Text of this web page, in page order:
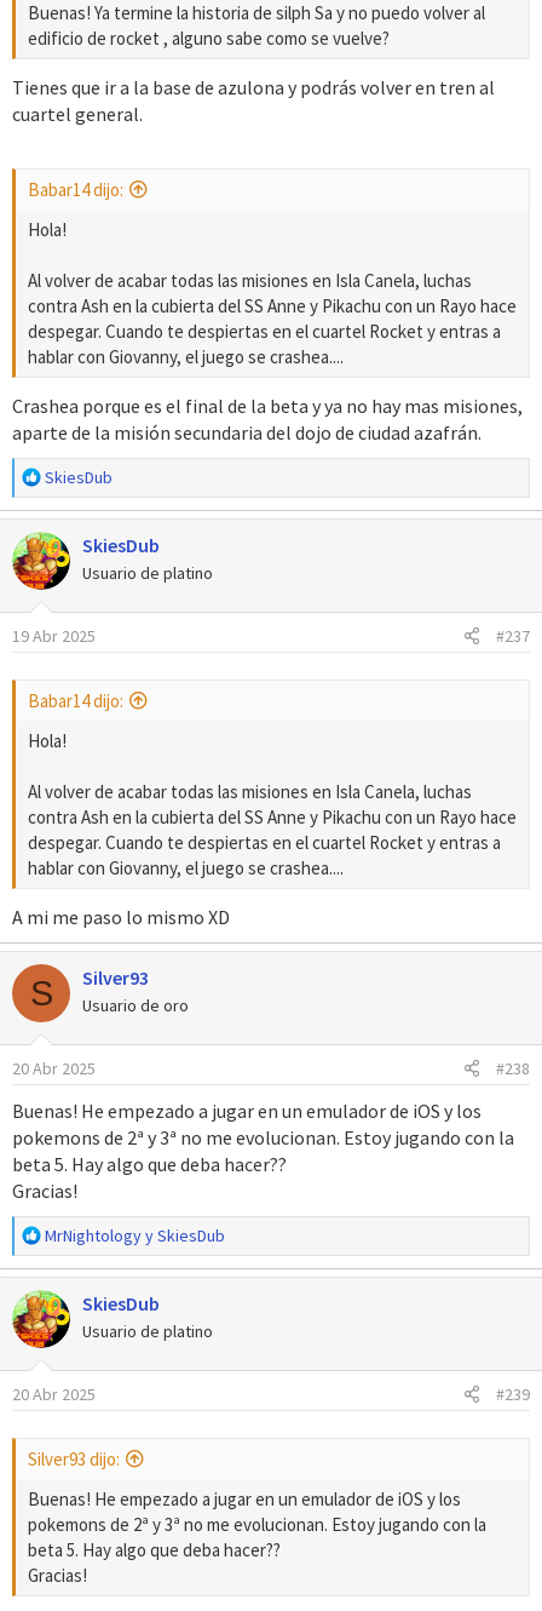
Buenas! Ya termine la historia de silph Sa y no puedo volver al
edificio de rocket , alguno sabe como se vuelve?
Tienes que ir a la base de azulona y podrás volver en tren al
cuartel general.
Babar14 dijo:
Hola!
Al volver de acabar todas las misiones en Isla Canela, luchas
contra Ash en la cubierta del SS Anne y Pikachu con un Rayo hace
despegar. Cuando te despiertas en el cuartel Rocket y entras a
hablar con Giovanny, el juego se crashea....
Crashea porque es el final de la beta y ya no hay mas misiones,
aparte de la misión secundaria del dojo de ciudad azafrán.
R
e
a
c
c
i
o
n
:
SkiesDub
SkiesDub
Usuario de platino
19 Abr 2025 #237
Babar14 dijo:
Hola!
Al volver de acabar todas las misiones en Isla Canela, luchas
contra Ash en la cubierta del SS Anne y Pikachu con un Rayo hace
despegar. Cuando te despiertas en el cuartel Rocket y entras a
hablar con Giovanny, el juego se crashea....
A mi me paso lo mismo XD
S Silver93
Usuario de oro
20 Abr 2025 #238
Buenas! He empezado a jugar en un emulador de iOS y los
pokemons de 2ª y 3ª no me evolucionan. Estoy jugando con la
beta 5. Hay algo que deba hacer??
Gracias!
R
e
a
c
c
i
o
n
:
MrNightologyySkiesDub
SkiesDub
Usuario de platino
20 Abr 2025 #239
Silver93 dijo:
Buenas! He empezado a jugar en un emulador de iOS y los
pokemons de 2ª y 3ª no me evolucionan. Estoy jugando con la
beta 5. Hay algo que deba hacer??
Gracias!